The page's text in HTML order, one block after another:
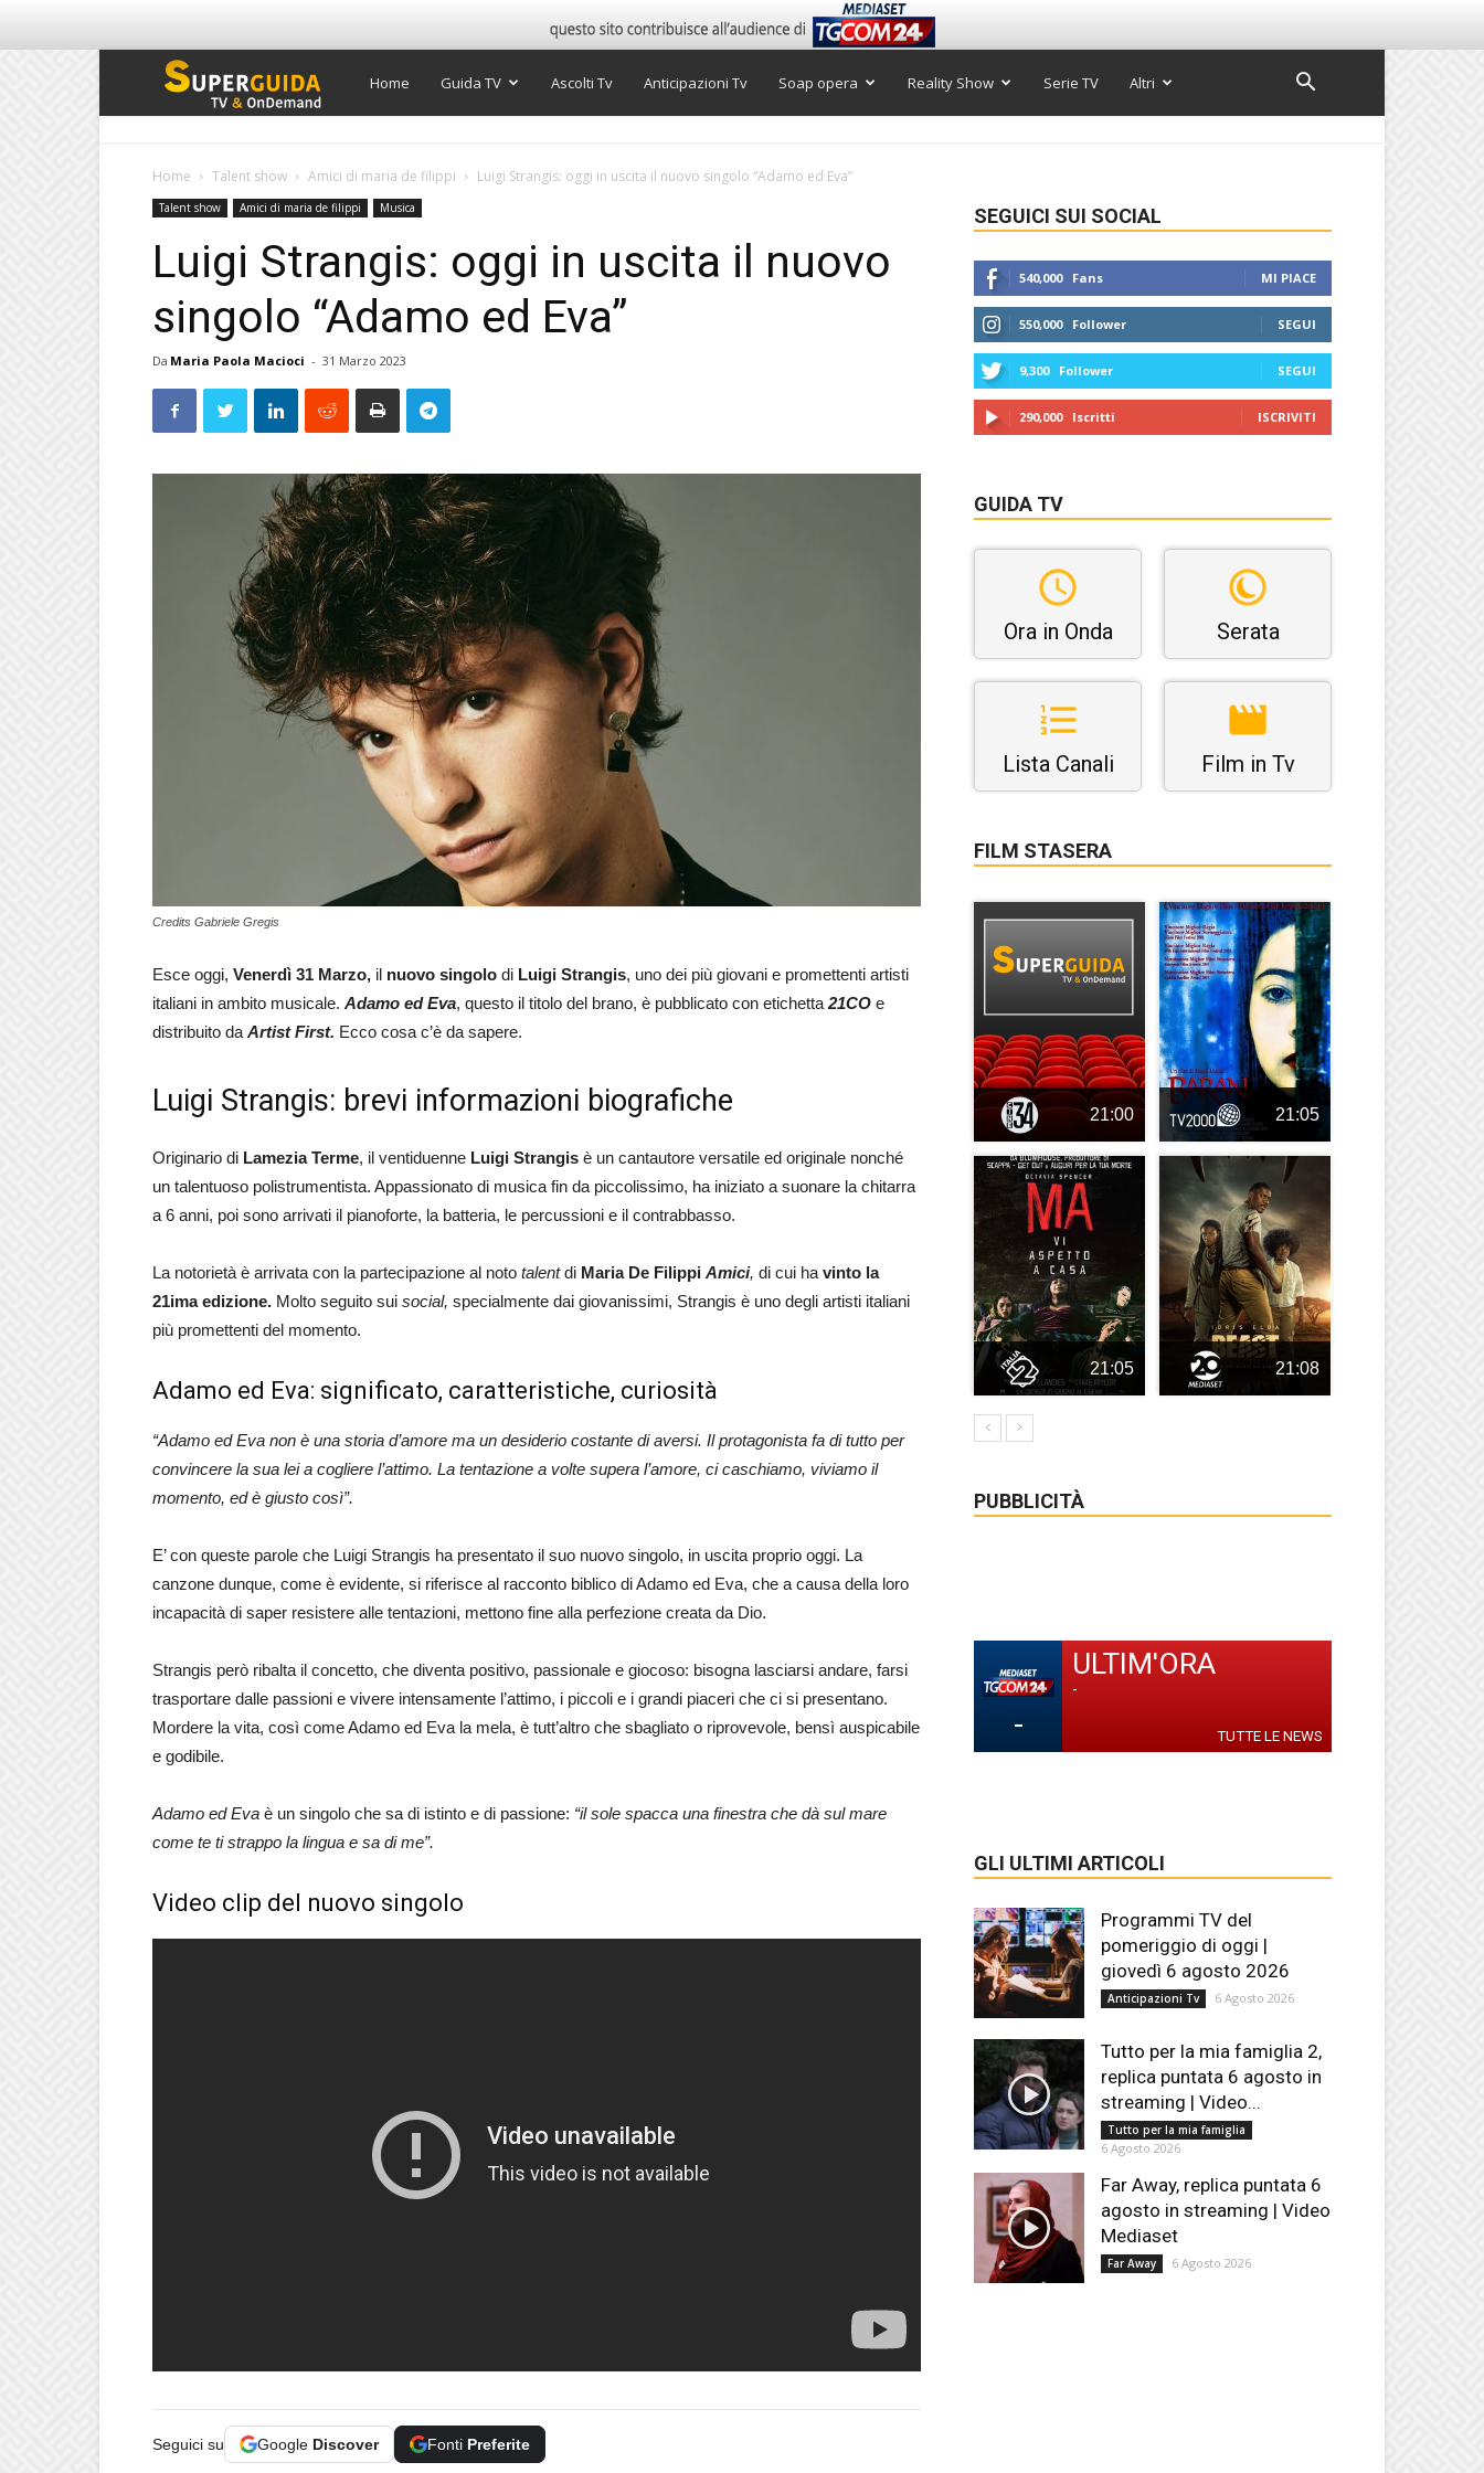
Super
TV
Home Guida TV Ascolti Tv Anticipazioni Tv Soap opera Reality Show Serie TV Altri
Home Talent show Amici di maria de filippi Luigi Strangis: oggi in uscita il nuovo singolo “Adamo ed Eva”
Talent show Amici di maria de filippi Musica
Luigi Strangis: oggi in uscita il nuovo
singolo “Adamo ed Eva”
Da Maria Paola Macioci - 31 Marzo 2023
Credits Gabriele Gregis
Esce oggi, Venerdì 31 Marzo, il nuovo singolo di Luigi Strangis, uno dei più giovani e promettenti artisti
italiani in ambito musicale. Adamo ed Eva, questo il titolo del brano, è pubblicato con etichetta 21CO e
distribuito da Artist First. Ecco cosa c’è da sapere.
Luigi Strangis: brevi informazioni biografiche
Originario di Lamezia Terme, il ventiduenne Luigi Strangis è un cantautore versatile ed originale nonché
un talentuoso polistrumentista. Appassionato di musica fin da piccolissimo, ha iniziato a suonare la chitarra
a 6 anni, poi sono arrivati il pianoforte, la batteria, le percussioni e il contrabbasso.
La notorietà è arrivata con la partecipazione al noto talentdi Maria De Filippi Amici, di cui ha vinto la
21ima edizione. Molto seguito sui social, specialmente dai giovanissimi, Strangis è uno degli artisti italiani
più promettenti del momento.
Adamo ed Eva: significato, caratteristiche, curiosità
“Adamo ed Eva non è una storia d’amore ma un desiderio costante di aversi. Il protagonista fa di tutto per
convincere la sua lei a cogliere l’attimo. La tentazione a volte supera l’amore, ci caschiamo, viviamo il
momento, ed è giusto così”.
E’ con queste parole che Luigi Strangis ha presentato il suo nuovo singolo, in uscita proprio oggi. La
canzone dunque, come è evidente, si riferisce al racconto biblico di Adamo ed Eva, che a causa della loro
incapacità di saper resistere alle tentazioni, mettono fine alla perfezione creata da Dio.
Strangis però ribalta il concetto, che diventa positivo, passionale e giocoso: bisogna lasciarsi andare, farsi
trasportare dalle passioni e vivere intensamente l’attimo, i piccoli e i grandi piaceri che ci si presentano.
Mordere la vita, così come Adamo ed Eva la mela, è tutt’altro che sbagliato o riprovevole, bensì auspicabile
e godibile.
Adamo ed Eva è un singolo che sa di istinto e di passione: “il sole spacca una finestra che dà sul mare
come te ti strappo la lingua e sa di me”.
Video clip del nuovo singolo
Seguici su Google Discover Fonti Preferite
SEGUICI SUI SOCIAL
540,000 Fans MI PIACE
550,000 Follower SEGUI
9,300 Follower SEGUI
290,000 Iscritti ISCRIVITI
GUIDA TV
Ora in Onda Serata
Lista Canali Film in Tv
FILM STASERA
21:00 21:05
21:05 21:08
PUBBLICITÀ
-
ULTIM'ORA
-
TUTTE LE NEWS
GLI ULTIMI ARTICOLI
Programmi TV del
pomeriggio di oggi |
giovedì 6 agosto 2026
Anticipazioni Tv 6 Agosto 2026
Tutto per la mia famiglia 2,
replica puntata 6 agosto in
streaming | Video...
Tutto per la mia famiglia
6 Agosto 2026
Far Away, replica puntata 6
agosto in streaming | Video
Mediaset
Far Away 6 Agosto 2026